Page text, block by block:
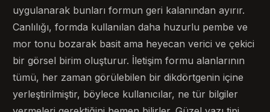
uygulanarak bunları formun geri kalanından ayırır.
Canlılığı, formda kullanılan daha huzurlu pembe ve
mor tonu bozarak basit ama heyecan verici ve çekici
bir görsel birim oluşturur. İletişim formu alanlarının
tümü, her zaman görülebilen bir dikdörtgenin içine
yerleştirilmiştir, böylece kullanıcılar, ne tür bilgiler